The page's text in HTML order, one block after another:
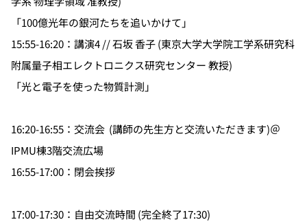
「100億光年の銀河たちを追いかけて」
15:55-16:20：講演4 // 石坂 香子 (東京大学大学院工学系研究科
附属量子相エレクトロニクス研究センター 教授)
「光と電子を使った物質計測」
16:20-16:55：交流会 (講師の先生方と交流いただきます)＠
IPMU棟3階交流広場
16:55-17:00：閉会挨拶
17:00-17:30：自由交流時間 (完全終了17:30)